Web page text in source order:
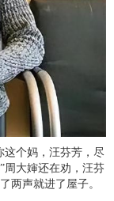
这个妈，汪芬芳，尽
周大婶还在劝，汪芬
两声就进了屋子。